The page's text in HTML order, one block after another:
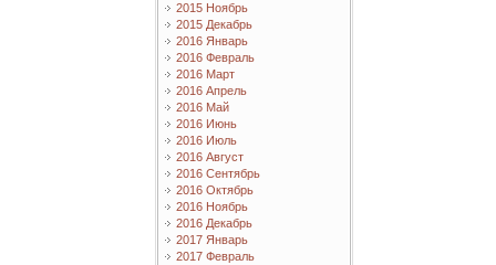
2015 Ноябрь
2015 Декабрь
2016 Январь
2016 Февраль
2016 Март
2016 Апрель
2016 Май
2016 Июнь
2016 Июль
2016 Август
2016 Сентябрь
2016 Октябрь
2016 Ноябрь
2016 Декабрь
2017 Январь
2017 Февраль